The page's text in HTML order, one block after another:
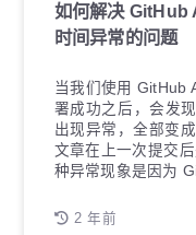
如何解决 GitHub
时间异常的问题
当我们使用 GitHub
署成功之后，会发
出现异常，全部变
文章在上一次提交
种异常现象是因为
2 年前